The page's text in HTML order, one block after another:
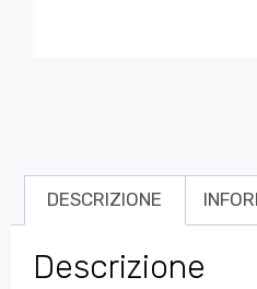
DESCRIZIONE
Descrizione